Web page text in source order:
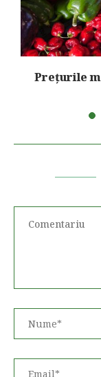
Prețurile